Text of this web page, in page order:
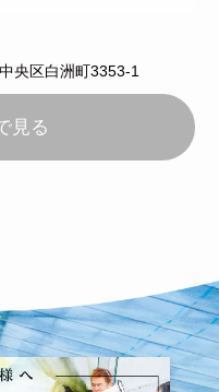
央区白洲町3353-1
見る